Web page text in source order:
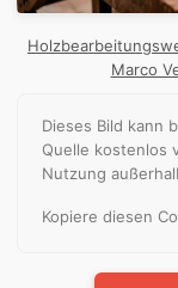
Marco
Dieses Bild kann
Quelle kostenlos
Nutzung
Kopiere diesen